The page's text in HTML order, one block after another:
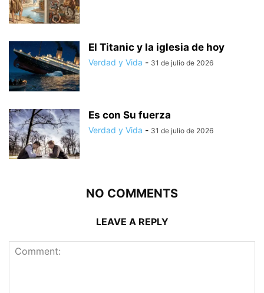
El Titanic y la iglesia de hoy
Verdad y Vida - 31 de julio de 2026
Es con Su fuerza
Verdad y Vida - 31 de julio de 2026
NO COMMENTS
LEAVE A REPLY